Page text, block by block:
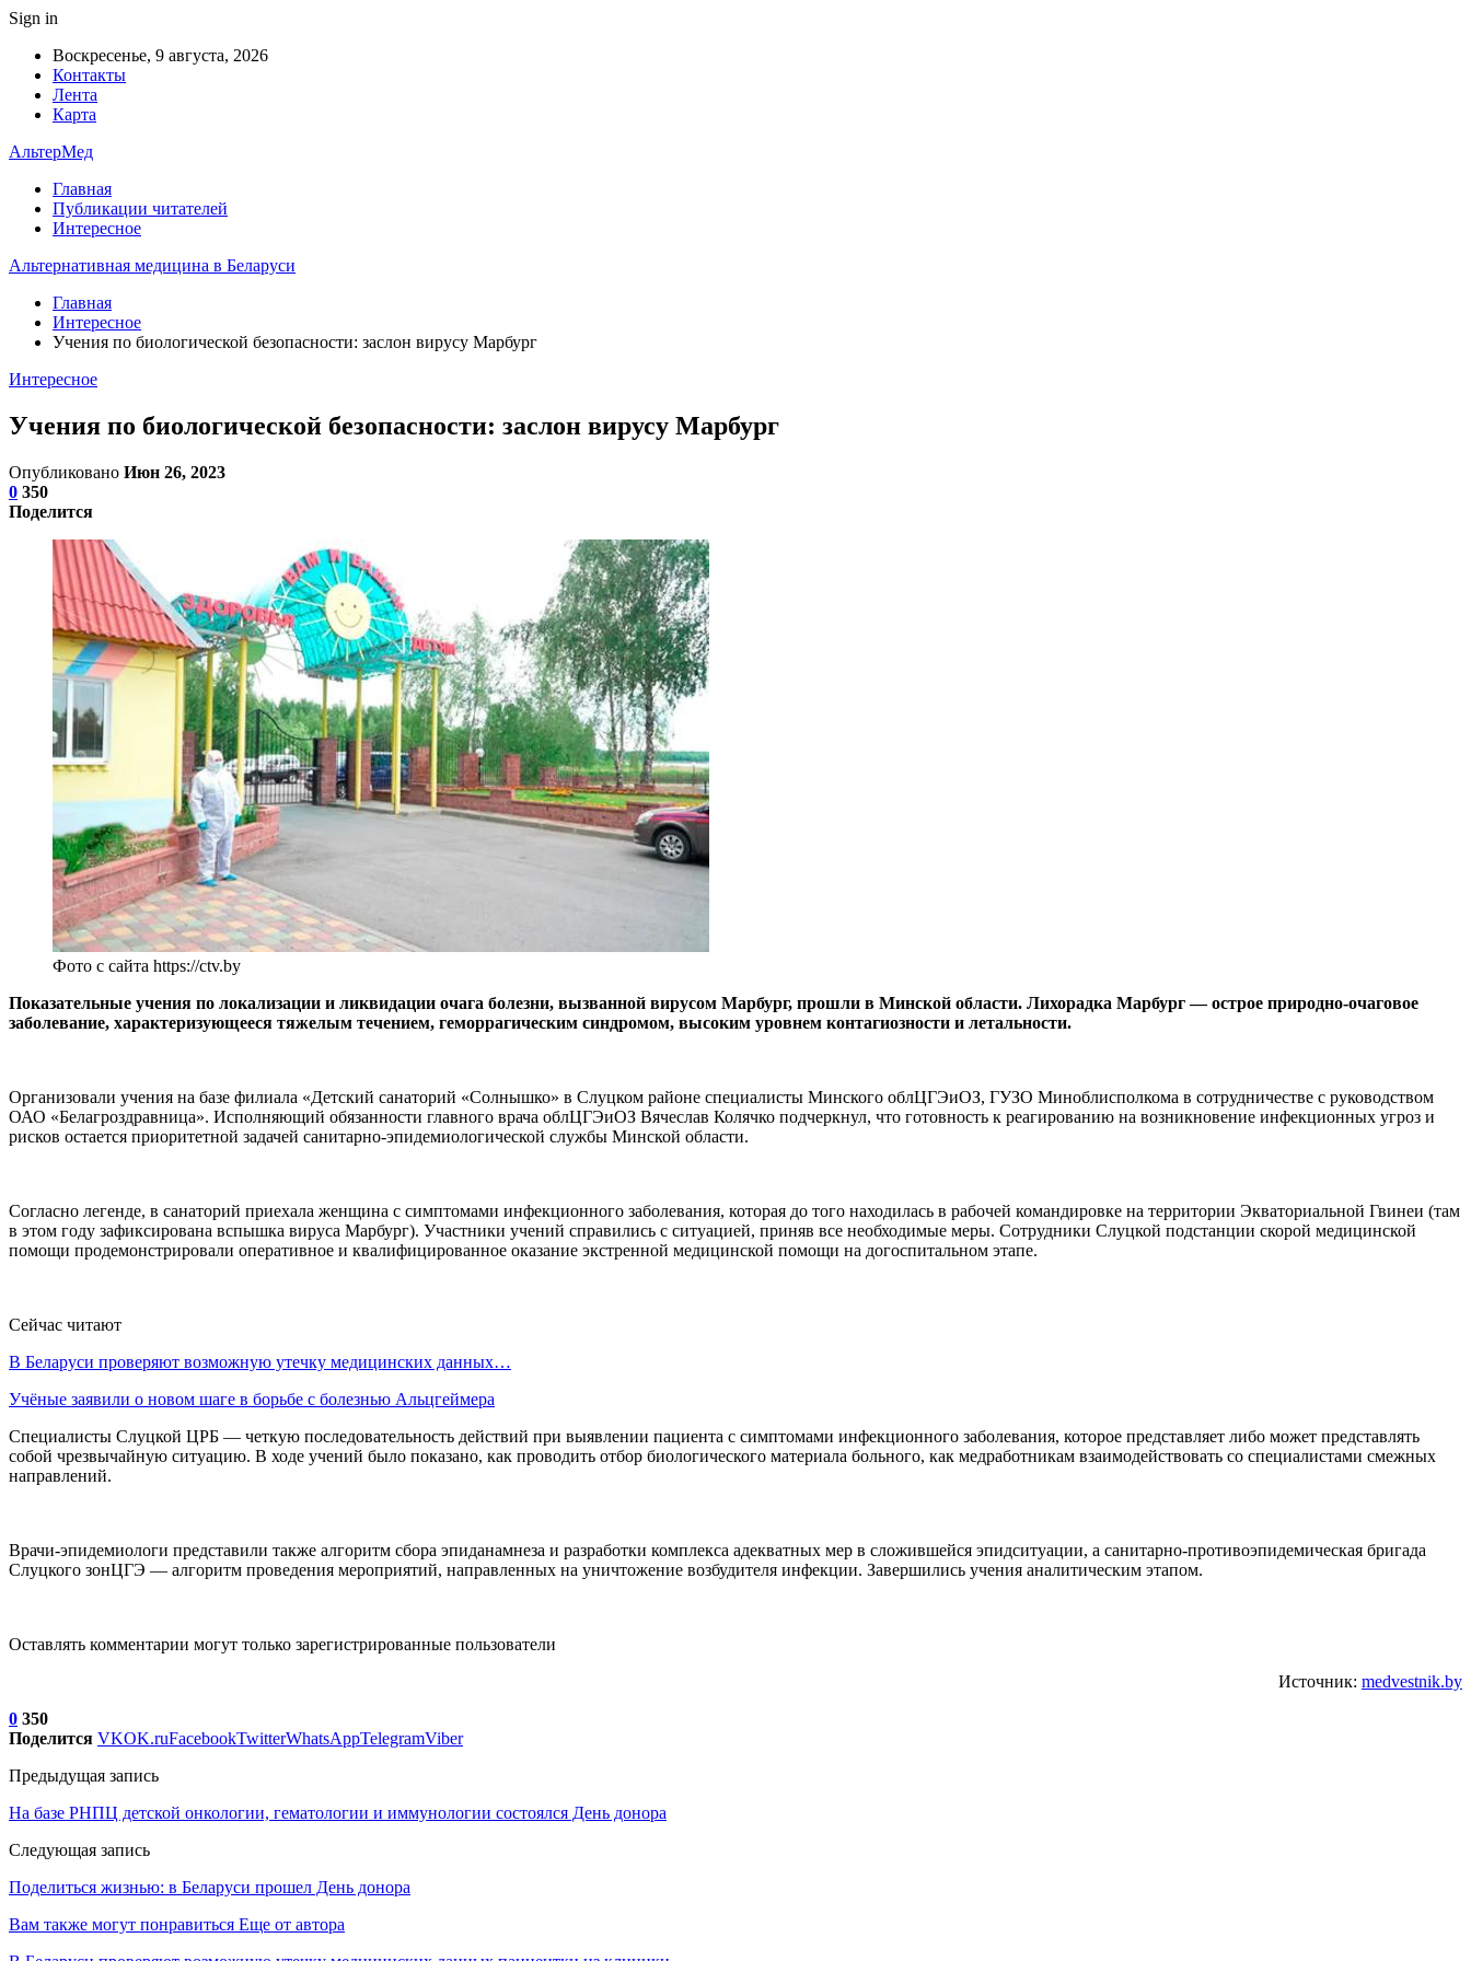
Sign in
Воскресенье, 9 августа, 2026
Контакты
Лента
Карта
АльтерМед
Главная
Публикации читателей
Интересное
Альтернативная медицина в Беларуси
Главная
Интересное
Учения по биологической безопасности: заслон вирусу Марбург
Интересное
Учения по биологической безопасности: заслон вирусу Марбург
Опубликовано Июн 26, 2023
0 350
Поделится
Фото с сайта https://ctv.by
Показательные учения по локализации и ликвидации очага болезни, вызванной вирусом Марбург, прошли в Минской области. Лихорадка Марбург — острое природно-очаговое
заболевание, характеризующееся тяжелым течением, геморрагическим синдромом, высоким уровнем контагиозности и летальности.
Организовали учения на базе филиала «Детский санаторий «Солнышко» в Слуцком районе специалисты Минского облЦГЭиОЗ, ГУЗО Миноблисполкома в сотрудничестве с руководством
ОАО «Белагроздравница». Исполняющий обязанности главного врача облЦГЭиОЗ Вячеслав Колячко подчеркнул, что готовность к реагированию на возникновение инфекционных угроз и
рисков остается приоритетной задачей санитарно-эпидемиологической службы Минской области.
Согласно легенде, в санаторий приехала женщина с симптомами инфекционного заболевания, которая до того находилась в рабочей командировке на территории Экваториальной Гвинеи (там
в этом году зафиксирована вспышка вируса Марбург). Участники учений справились с ситуацией, приняв все необходимые меры. Сотрудники Слуцкой подстанции скорой медицинской
помощи продемонстрировали оперативное и квалифицированное оказание экстренной медицинской помощи на догоспитальном этапе.
Сейчас читают
В Беларуси проверяют возможную утечку медицинских данных…
Учёные заявили о новом шаге в борьбе с болезнью Альцгеймера
Специалисты Слуцкой ЦРБ — четкую последовательность действий при выявлении пациента с симптомами инфекционного заболевания, которое представляет либо может представлять
собой чрезвычайную ситуацию. В ходе учений было показано, как проводить отбор биологического материала больного, как медработникам взаимодействовать со специалистами смежных
направлений.
Врачи-эпидемиологи представили также алгоритм сбора эпиданамнеза и разработки комплекса адекватных мер в сложившейся эпидситуации, а санитарно-противоэпидемическая бригада
Слуцкого зонЦГЭ — алгоритм проведения мероприятий, направленных на уничтожение возбудителя инфекции. Завершились учения аналитическим этапом.
Оставлять комментарии могут только зарегистрированные пользователи
Источник: medvestnik.by
0 350
Поделится VKOK.ruFacebookTwitterWhatsAppTelegramViber
Предыдущая запись
На базе РНПЦ детской онкологии, гематологии и иммунологии состоялся День донора
Следующая запись
Поделиться жизнью: в Беларуси прошел День донора
Вам также могут понравиться Еще от автора